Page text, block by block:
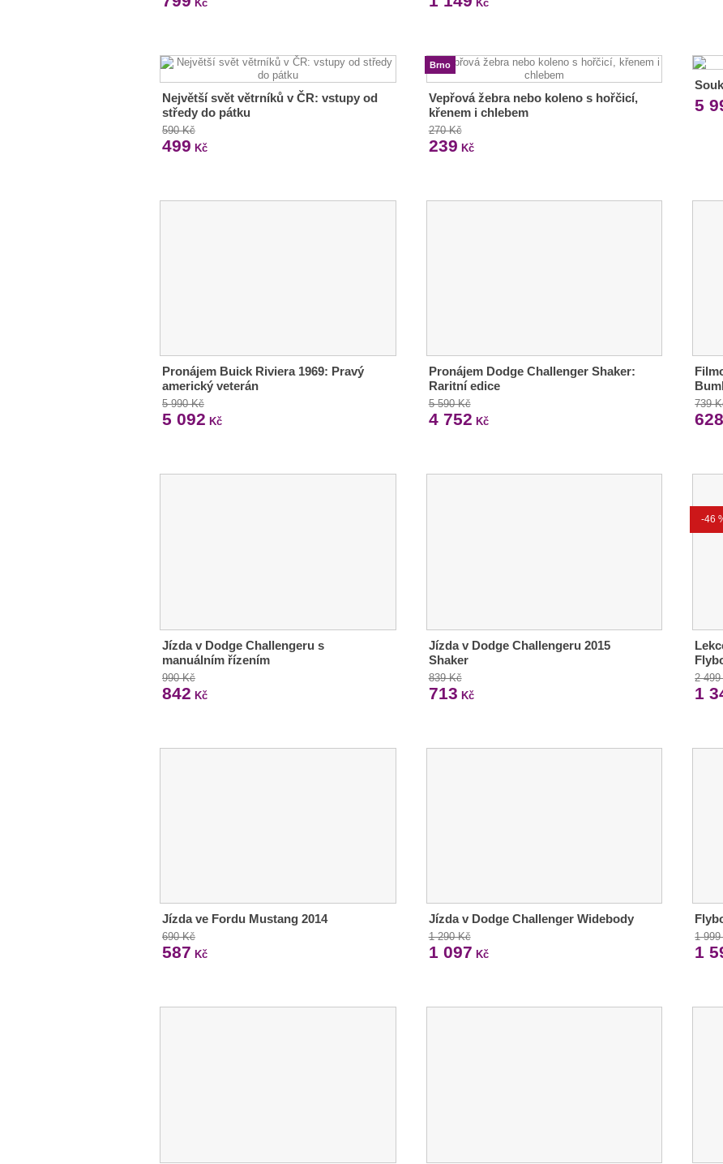
Kč Kč
Největší svět větrníků v ČR: vstupy od
středy do pátku
590 Kč
499 Kč
Brno
Vepřová žebra nebo koleno s hořčicí,
křenem i chlebem
270 Kč
239 Kč
5
Pronájem Buick Riviera 1969: Pravý
americký veterán
5 990 Kč
5 092 Kč
Pronájem Dodge Challenger Shaker:
Raritní edice
5 590 Kč
4 752 Kč
739
628
Jízda v Dodge Challengeru s
manuálním řízením
990 Kč
842 Kč
Jízda v Dodge Challengeru 2015
Shaker
839 Kč
713 Kč
-46
2
1
Jízda ve Fordu Mustang 2014
690 Kč
587 Kč
Jízda v Dodge Challenger Widebody
1 290 Kč
1 097 Kč
1
1